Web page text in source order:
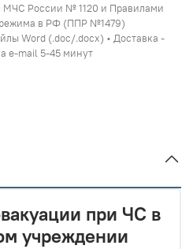
МЧС России № 1120 и Правилами
режима в РФ (ППР №1479)
Word (.doc/.docx) • Доставка -
e-mail 5-45 минут
при ЧС в
учреждении